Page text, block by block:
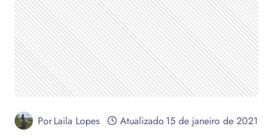
PorLaila Lopes Atualizado15 de janeiro de 2021